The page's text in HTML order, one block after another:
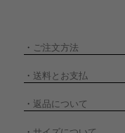
・ ご注文方法
・ 送料とお支払
・ 返品について